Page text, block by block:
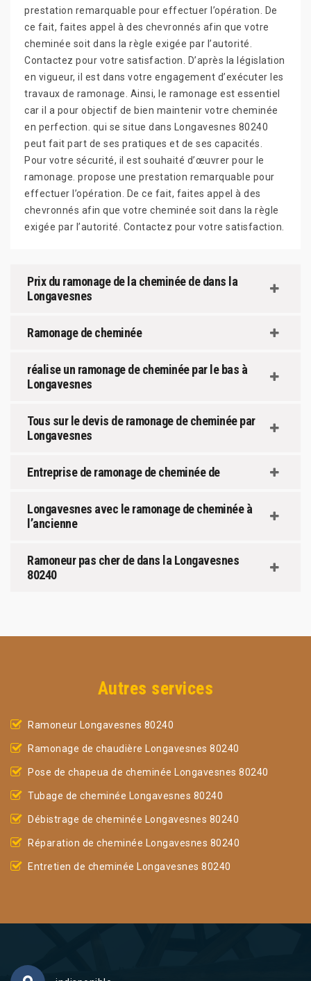
prestation remarquable pour effectuer l’opération. De
ce fait, faites appel à des chevronnés afin que votre
cheminée soit dans la règle exigée par l’autorité.
Contactez pour votre satisfaction. D’après la législation
en vigueur, il est dans votre engagement d’exécuter les
travaux de ramonage. Ainsi, le ramonage est essentiel
car il a pour objectif de bien maintenir votre cheminée
en perfection. qui se situe dans Longavesnes 80240
peut fait part de ses pratiques et de ses capacités.
Pour votre sécurité, il est souhaité d’œuvrer pour le
ramonage. propose une prestation remarquable pour
effectuer l’opération. De ce fait, faites appel à des
chevronnés afin que votre cheminée soit dans la règle
exigée par l’autorité. Contactez pour votre satisfaction.
Prix du ramonage de la cheminée de dans la
Longavesnes
Ramonage de cheminée
réalise un ramonage de cheminée par le bas à
Longavesnes
Tous sur le devis de ramonage de cheminée par
Longavesnes
Entreprise de ramonage de cheminée de
Longavesnes avec le ramonage de cheminée à
l’ancienne
Ramoneur pas cher de dans la Longavesnes
80240
Autres services
Ramoneur Longavesnes 80240
Ramonage de chaudière Longavesnes 80240
Pose de chapeua de cheminée Longavesnes 80240
Tubage de cheminée Longavesnes 80240
Débistrage de cheminée Longavesnes 80240
Réparation de cheminée Longavesnes 80240
Entretien de cheminée Longavesnes 80240